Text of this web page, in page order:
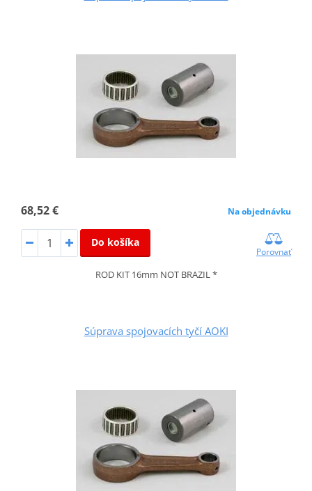
68,52 € Na objednávku
Do košíka
Porovnať
ROD KIT 16mm NOT BRAZIL *
Súprava spojovacích tyčí AOKI